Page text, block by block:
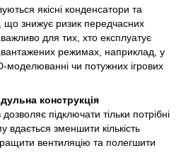
якісні конденсатори та
що знижує ризик передчасних
для тих, хто експлуатує
режимах, наприклад, у
моделюванні чи потужних ігрових
конструкція
підключати тільки потрібні
зменшити кількість
вентиляцію та полегшити